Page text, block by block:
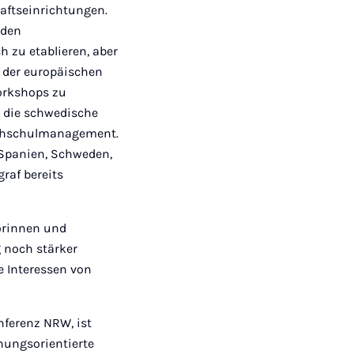
zu etablieren, aber
europäischen
zu
schwedische
Schweden,
bereits
und
stärker
Interessen von
NRW, ist